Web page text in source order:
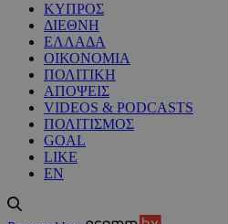
ΚΥΠΡΟΣ
ΔΙΕΘΝΗ
ΕΛΛΑΔΑ
ΟΙΚΟΝΟΜΙΑ
ΠΟΛΙΤΙΚΗ
ΑΠΟΨΕΙΣ
VIDEOS & PODCASTS
ΠΟΛΙΤΙΣΜΟΣ
GOAL
LIKE
EN